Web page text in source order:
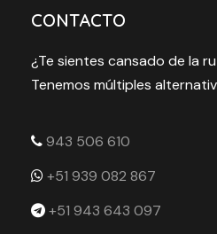
CONTACTO
¿Te sientes cansado de la
Tenemos múltiples
943 506 610
+51 939 082 867
+51 943 643 097